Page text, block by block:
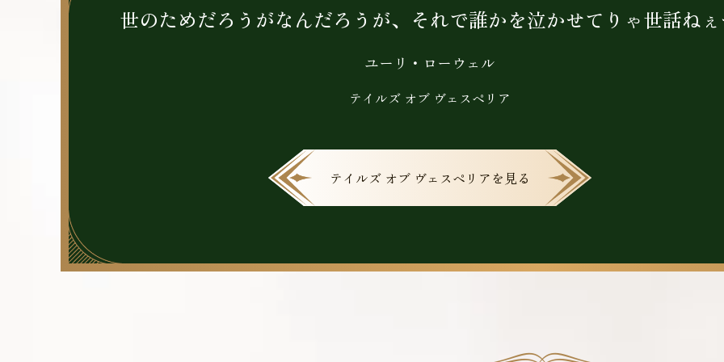
世のためだろうがなんだろうが、それで誰かを泣かせてりゃ世話ね
ユーリ・ローウェル
テイルズ オブ ヴェスペリア
テイルズ オブ ヴェスペリアを見る